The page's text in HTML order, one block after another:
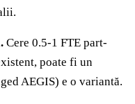
Cere 0.5-1 FTE part-
poate fi un
AEGIS) e o variantă.